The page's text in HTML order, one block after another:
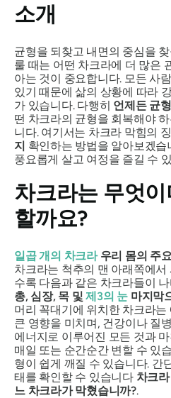
소개
균형을 되찾고 내면의 중심을
룰 때는 어떤 차크라에 더 많은
아는 것이 중요합니다. 모든 사
있기 때문에 삶의 상황에 따라
가 있습니다. 다행히 언제든 균
떤 차크라의 균형을 회복해야
니다. 여기서는 차크라 막힘의
지 확인하는 방법을 알아보겠
풍요롭게 살고 여정을 즐길 수
차크라는 무엇
할까요?
일곱 개의 차크라우리 몸의 주
차크라는 척추의 맨 아래쪽에
수록 다음과 같은 차크라들이
총, 심장, 목 및제3의 눈 마지막
머리 꼭대기에 위치한 차크라
큰 영향을 미치며, 건강이나 질
에너지로 이루어진 모든 것과
매일 또는 순간순간 변할 수 있
형이 쉽게 깨질 수 있습니다. 간
태를 확인할 수 있습니다 차크
느 차크라가 막혔습니까?.